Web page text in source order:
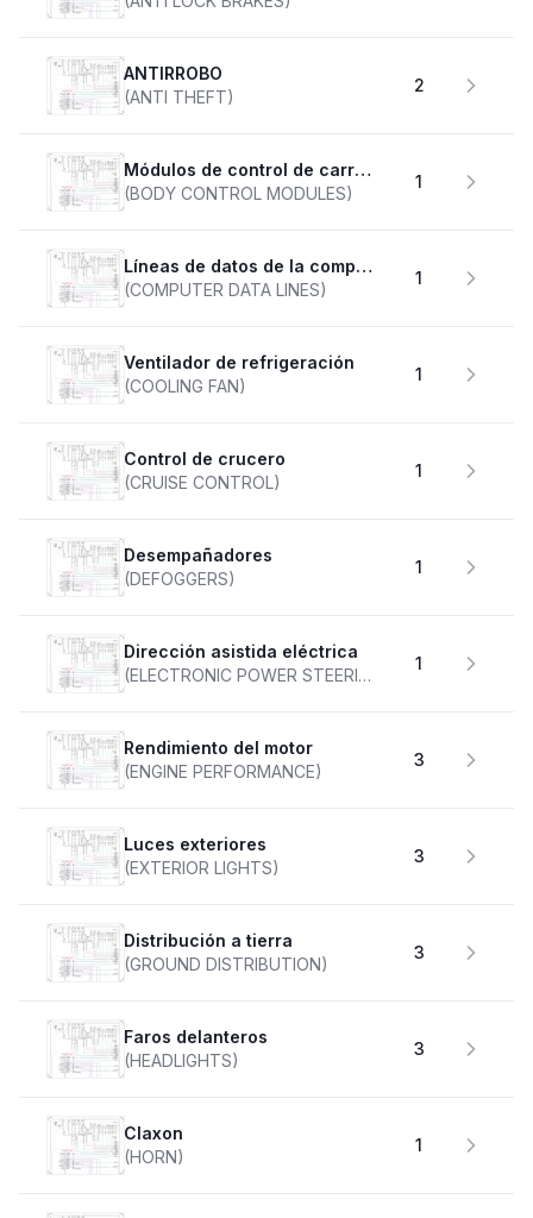
ANTIRROBO
(ANTI THEFT)
2
Módulos de control de carrocería
(BODY CONTROL MODULES)
1
Líneas de datos de la computadora
(COMPUTER DATA LINES)
1
Ventilador de refrigeración
(COOLING FAN)
1
Control de crucero
(CRUISE CONTROL)
1
desempañadores
(DEFOGGERS)
1
Dirección asistida eléctrica
(ELECTRONIC POWER STEERING)
1
Rendimiento del motor
(ENGINE PERFORMANCE)
3
Luces exteriores
(EXTERIOR LIGHTS)
3
Distribución a tierra
(GROUND DISTRIBUTION)
3
faros delanteros
(HEADLIGHTS)
3
claxon
(HORN)
1